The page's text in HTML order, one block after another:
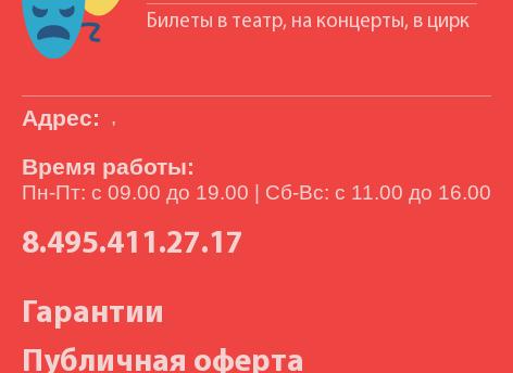
Билеты в театр, на концерты, в цирк
Адрес: ,
Время работы:
Пн-Пт: с 09.00 до 19.00 | Сб-Вс: с 11.00 до 16.00
8.495.411.27.17
Гарантии
Публичная оферта